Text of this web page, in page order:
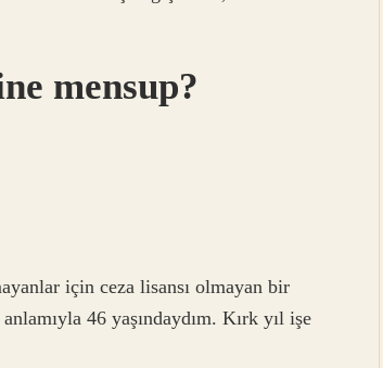
mensup?
için ceza lisansı olmayan bir
46 yaşındaydım. Kırk yıl işe